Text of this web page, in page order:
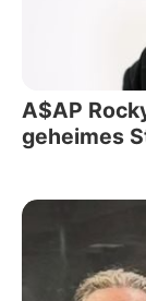
A$AP
geheimes